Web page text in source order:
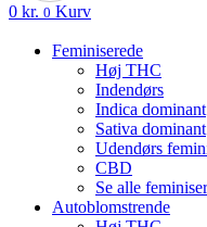
0 kr. 0 Kurv
Feminiserede
Høj THC
Indendørs
Indica dominant
Sativa dominant
Udendørs
CBD
Se alle
Autoblomstrende